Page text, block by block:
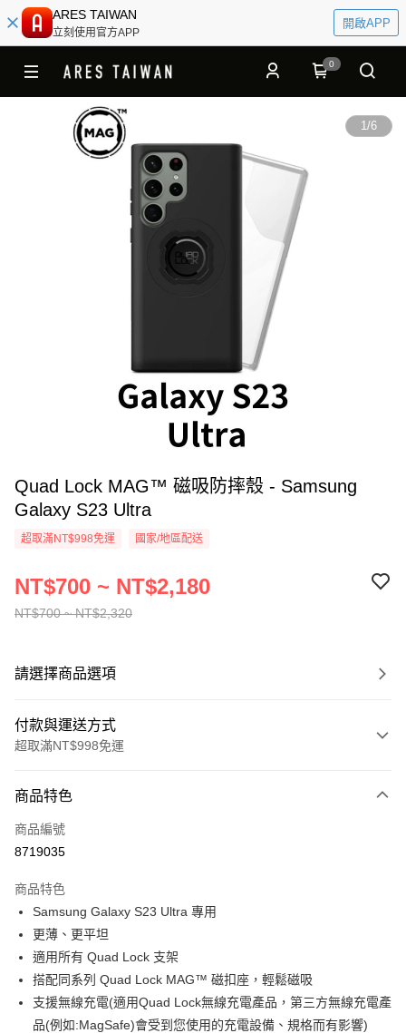
ARES TAIWAN
立刻使用官方APP
開啟APP
0
1/6
Quad Lock MAG™ 磁吸防摔殼 - Samsung
Galaxy S23 Ultra
超取滿NT$998免運 國家/地區配送
NT$700 ~ NT$2,320
NT$700 ~ NT$2,180
請選擇商品選項
付款與運送方式
超取滿NT$998免運
信用卡一次付款
超商取貨付款
Apple Pay
街口支付
悠遊付
Google Pay
商品特色
商品編號
8719035
商品特色
Samsung Galaxy S23 Ultra 專用
更薄、更平坦
適用所有 Quad Lock 支架
搭配同系列 Quad Lock MAG™ 磁扣座，輕鬆磁吸
支援無線充電(適用Quad Lock無線充電產品，第三方無線充電產
品(例如:MagSafe)會受到您使用的充電設備、規格而有影響)